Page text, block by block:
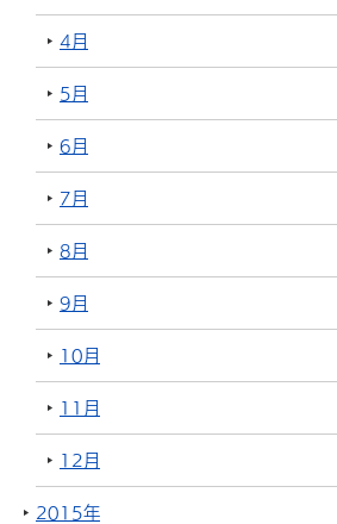
4月
5月
6月
7月
8月
9月
10月
11月
12月
2015年